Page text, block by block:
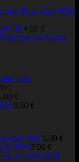
Link-Boys (AuK 538)
18) 4,00 €
ist Nacht
über
€
€
3,00 €
(SL 203) 3,00 €
527) 3,00 €
ab (AuK 525)